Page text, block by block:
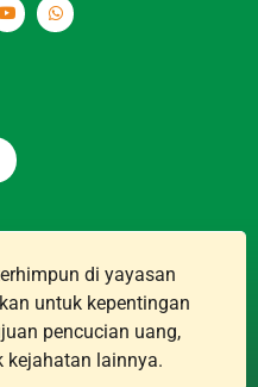
di yayasan
untuk kepentingan
pencucian uang,
kejahatan lainnya.